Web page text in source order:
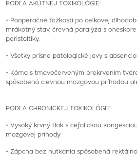
PODĽA AKÚTNEJ TOXIKOLÓGIE:
• Pooperačné ťažkosti po celkovej
mrákotný stav, črevná paralýza s
peristaltiky.
• Všetky prísne patologické javy s
• Kóma s tmavočerveným prekrvením
spôsobená cievnou mozgovou príhodou
PODĽA CHRONICKEJ TOXIKOLÓGIE:
• Vysoký krvný tlak s cefalickou
mozgovej príhody
• Zápcha bez nutkania spôsobená